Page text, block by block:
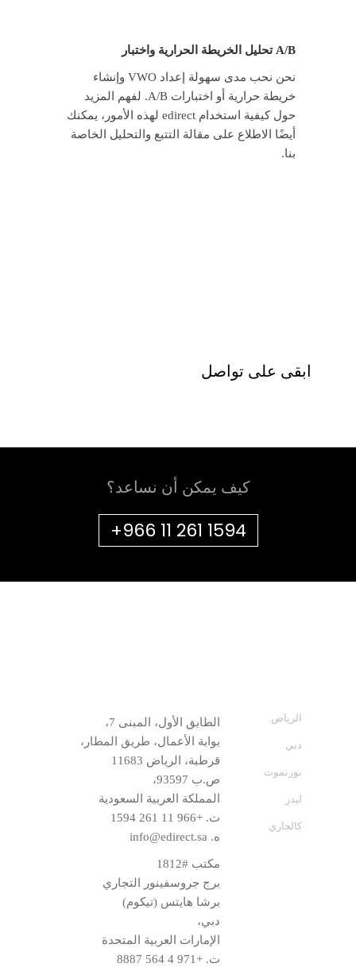
تحليل الخريطة الحرارية واختبار A/B
نحن نحب مدى سهولة إعداد VWO وإنشاء
خريطة حرارية أو اختبارات A/B. لفهم المزيد
حول كيفية استخدام edirect لهذه الأمور، يمكنك
أيضًا الاطلاع على مقالة التتبع والتحليل الخاصة
بنا.
ابقى على تواصل
كيف يمكن أن نساعد؟
+966 11 261 1594
الرياض
دبي
بورنموث
ليدز
كالجاري
الطابق الأول، المبنى 7،
بوابة الأعمال، طريق المطار،
قرطبة، الرياض 11683
ص.ب 93597،
المملكة العربية السعودية
ت.+966 11 261 1594
ه. info@edirect.sa
مكتب #1812
برج جروسفينور التجاري
برشا هايتس (تيكوم)
دبي،
الإمارات العربية المتحدة
ت.+971 4 564 8887